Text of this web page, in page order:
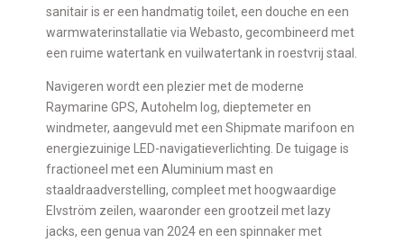
sanitair is er een handmatig toilet, een douche en een
warmwaterinstallatie via Webasto, gecombineerd met
een ruime watertank en vuilwatertank in roestvrij staal.
Navigeren wordt een plezier met de moderne
Raymarine GPS, Autohelm log, dieptemeter en
windmeter, aangevuld met een Shipmate marifoon en
energiezuinige LED-navigatieverlichting. De tuigage is
fractioneel met een Aluminium mast en
staaldraadverstelling, compleet met hoogwaardige
Elvström zeilen, waaronder een grootzeil met lazy
jacks, een genua van 2024 en een spinnaker met